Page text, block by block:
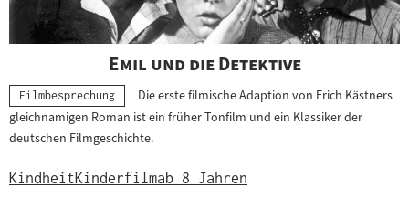
"
Emil und die Detektive"
Kategorie:
Filmbesprechung
Die erste filmische Adaption von Erich Kästners
gleichnamigen Roman ist ein früher Tonfilm und ein Klassiker der
deutschen Filmgeschichte.
KindheitKinderfilmab 8 Jahren